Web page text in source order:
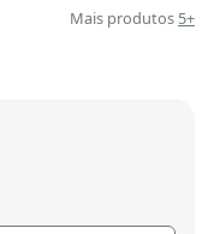
Mais produtos 5+